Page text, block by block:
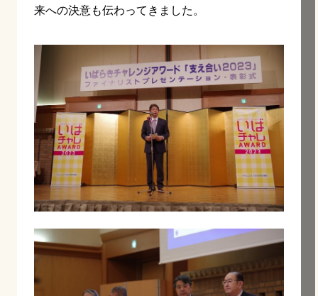
来への決意も伝わってきました。